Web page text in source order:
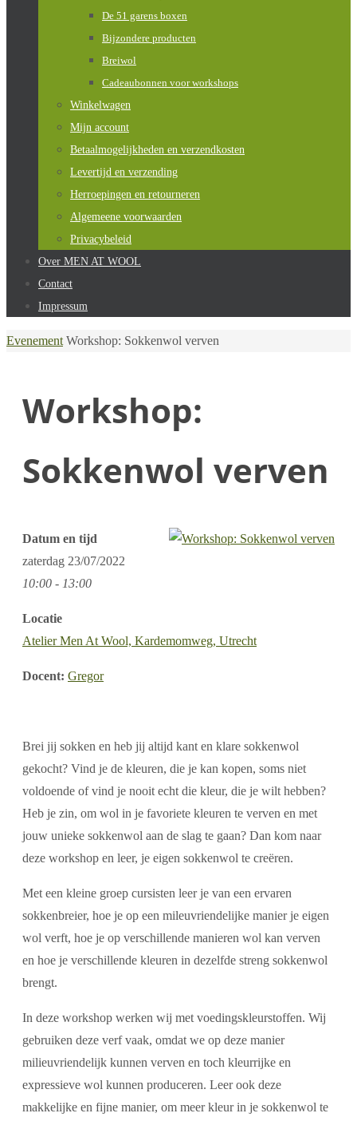
De 51 garens boxen
Bijzondere producten
Breiwol
Cadeaubonnen voor workshops
Winkelwagen
Mijn account
Betaalmogelijkheden en verzendkosten
Levertijd en verzending
Herroepingen en retourneren
Algemeene voorwaarden
Privacybeleid
Over MEN AT WOOL
Contact
Impressum
Home
Evenement Workshop: Sokkenwol verven
Workshop:
Sokkenwol verven
Datum en tijd
zaterdag 23/07/2022
10:00 - 13:00
Locatie
Atelier Men At Wool, Kardemomweg, Utrecht
Docent: Gregor
Brei jij sokken en heb jij altijd kant en klare sokkenwol
gekocht? Vind je de kleuren, die je kan kopen, soms niet
voldoende of vind je nooit echt die kleur, die je wilt hebben?
Heb je zin, om wol in je favoriete kleuren te verven en met
jouw unieke sokkenwol aan de slag te gaan? Dan kom naar
deze workshop en leer, je eigen sokkenwol te creëren.
Met een kleine groep cursisten leer je van een ervaren
sokkenbreier, hoe je op een mileuvriendelijke manier je eigen
wol verft, hoe je op verschillende manieren wol kan verven
en hoe je verschillende kleuren in dezelfde streng sokkenwol
brengt.
In deze workshop werken wij met voedingskleurstoffen. Wij
gebruiken deze verf vaak, omdat we op deze manier
milieuvriendelijk kunnen verven en toch kleurrijke en
expressieve wol kunnen produceren. Leer ook deze
makkelijke en fijne manier, om meer kleur in je sokkenwol te